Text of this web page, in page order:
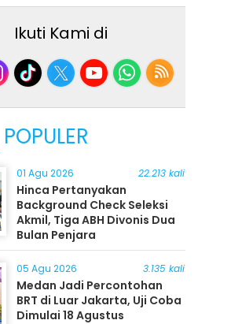
Ikuti Kami di
POPULER
01 Agu 2026 22.213 kali
Hinca Pertanyakan
Background Check Seleksi
Akmil, Tiga ABH Divonis Dua
Bulan Penjara
05 Agu 2026 3.135 kali
Medan Jadi Percontohan
BRT di Luar Jakarta, Uji Coba
Dimulai 18 Agustus